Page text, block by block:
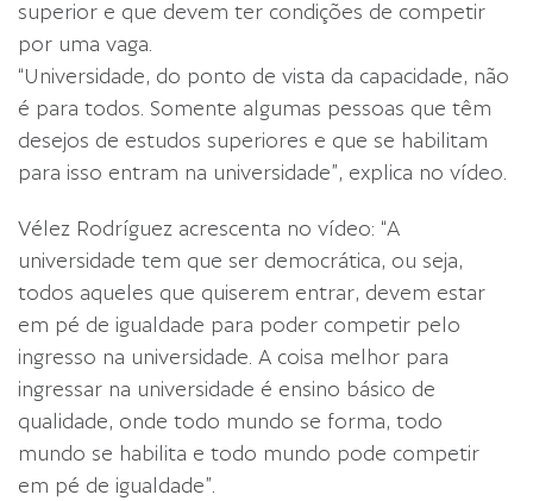
superior e que devem ter condições de competir
por uma vaga.
“Universidade, do ponto de vista da capacidade, não
é para todos. Somente algumas pessoas que têm
desejos de estudos superiores e que se habilitam
para isso entram na universidade”, explica no vídeo.
Vélez Rodríguez acrescenta no vídeo: “A
universidade tem que ser democrática, ou seja,
todos aqueles que quiserem entrar, devem estar
em pé de igualdade para poder competir pelo
ingresso na universidade. A coisa melhor para
ingressar na universidade é ensino básico de
qualidade, onde todo mundo se forma, todo
mundo se habilita e todo mundo pode competir
em pé de igualdade”.